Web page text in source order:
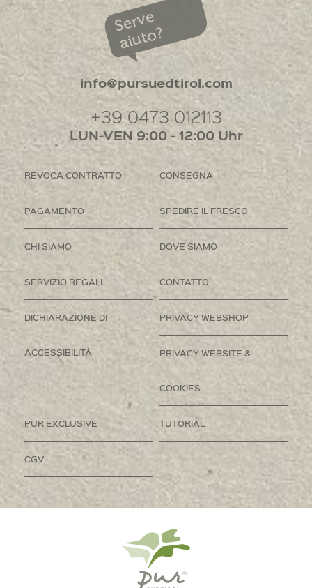
Serve
aiuto?
info@pursuedtirol.com
+39 0473 012113
LUN-VEN 9:00 - 12:00 Uhr
REVOCA CONTRATTO CONSEGNA
PAGAMENTO SPEDIRE IL FRESCO
CHI SIAMO DOVE SIAMO
SERVIZIO REGALI CONTATTO
DICHIARAZIONE DI
ACCESSIBILITÀ
PRIVACY WEBSHOP
PRIVACY WEBSITE &
COOKIES
PUR EXCLUSIVE TUTORIAL
CGV